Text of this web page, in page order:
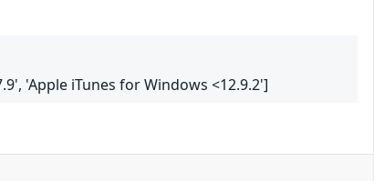
'Apple iTunes for Windows <12.9.2']